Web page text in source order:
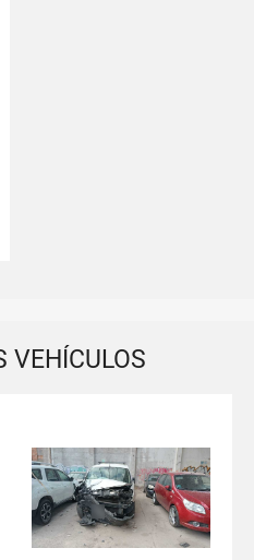
VEHÍCULOS